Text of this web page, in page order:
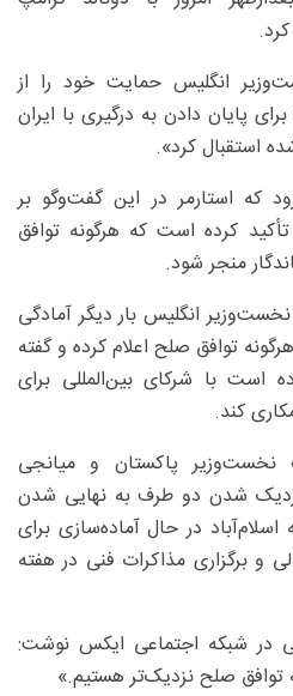
انگلیس حمایت خود را از
پایان دادن به درگیری با ایران
استقبال کرد».
که استارمر در این گفت‌وگو بر
کرده است که هرگونه توافق
منجر شود.
انگلیس بار دیگر آمادگی
توافق صلح اعلام کرده و گفته
است با شرکای بین‌المللی برای
کند.
پاکستان و میانجی
نزدیک شدن دو طرف به نهایی شدن
در حال آماده‌سازی برای
و برگزاری مذاکرات فنی در هفته
در شبکه اجتماعی ایکس نوشت:
توافق صلح نزدیک‌تر هستیم.»